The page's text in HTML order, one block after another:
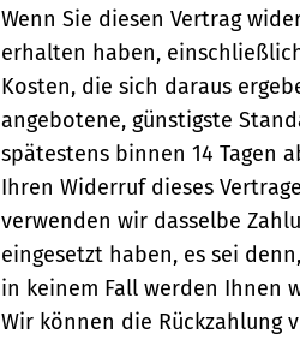
Wenn Sie diesen Vertrag
erhalten haben,
Kosten, die sich daraus
angebotene, günstigste
spätestens binnen 14 Tagen
Ihren Widerruf dieses
verwenden wir dasselbe
eingesetzt haben, es sei
in keinem Fall werden Ihnen
Wir können die Rückzahlung